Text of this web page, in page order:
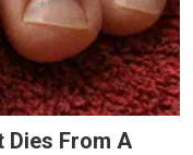
Dies From A